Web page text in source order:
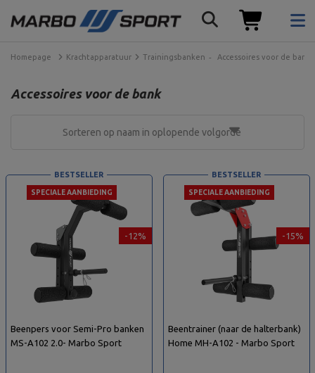
Homepage Krachtapparatuur Trainingsbanken Accessoires voor de bank
Accessoires voor de bank
Sorteren op naam in oplopende volgorde
-12%
SPECIALE AANBIEDING
BESTSELLER
Beenpers voor Semi-Pro banken
MS-A102 2.0- Marbo Sport
-15%
SPECIALE AANBIEDING
BESTSELLER
Beentrainer (naar de halterbank)
Home MH-A102 - Marbo Sport